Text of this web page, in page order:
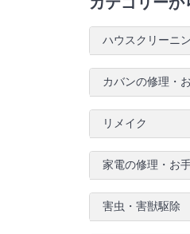
ハウスクリーニ
カバンの修理・
リメイク
家電の修理・お
害虫・害獣駆除